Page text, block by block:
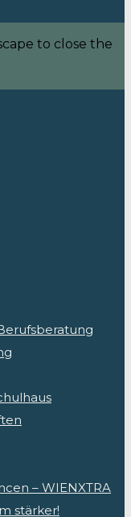
to close the
– WIENXTRA
stärker!